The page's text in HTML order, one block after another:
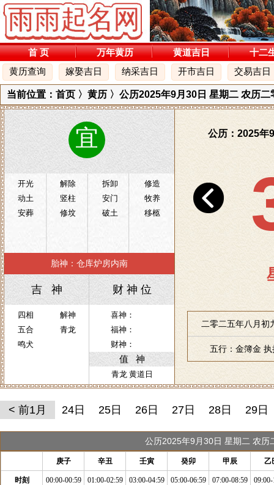
首 页 万年黄历 黄道吉日
十二
黄历查询
嫁娶吉日 纳采吉日 开市吉日 交易吉日
当前位置： 首页 〉 黄历 〉公历2025年9月30日 星期二 农历
宜
开光 解除 拆卸
修造
动土
竖柱 安门
牧养
安葬
修坟 破土 移柩
胎神：仓库炉房内南
吉 神
四相
解神
五合
青龙
鸣犬
财 神 位
喜神：
福神：
财神：
值 神
青龙 黄道日
公历：2025年
二零二五年八月初
五行：金簿金
< 前1月 24日 25日 26日 27日 28日 29日
公历2025年9月30日 星期二 农历
庚子 辛丑 壬寅 癸卯 甲辰 乙
时刻 00:00-00:59 01:00-02:59 03:00-04:59 05:00-06:59 07:00-08:59